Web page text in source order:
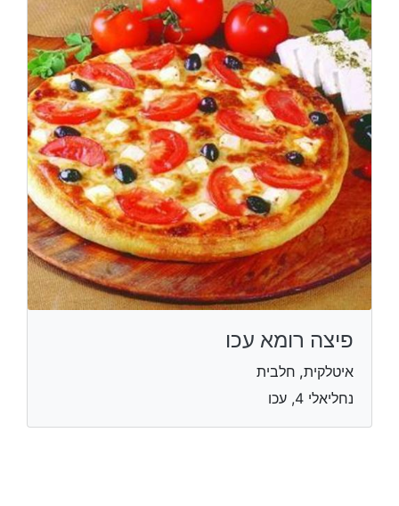
פיצה רומא עכו
איטלקית, חלבית
נחליאלי 4, עכו